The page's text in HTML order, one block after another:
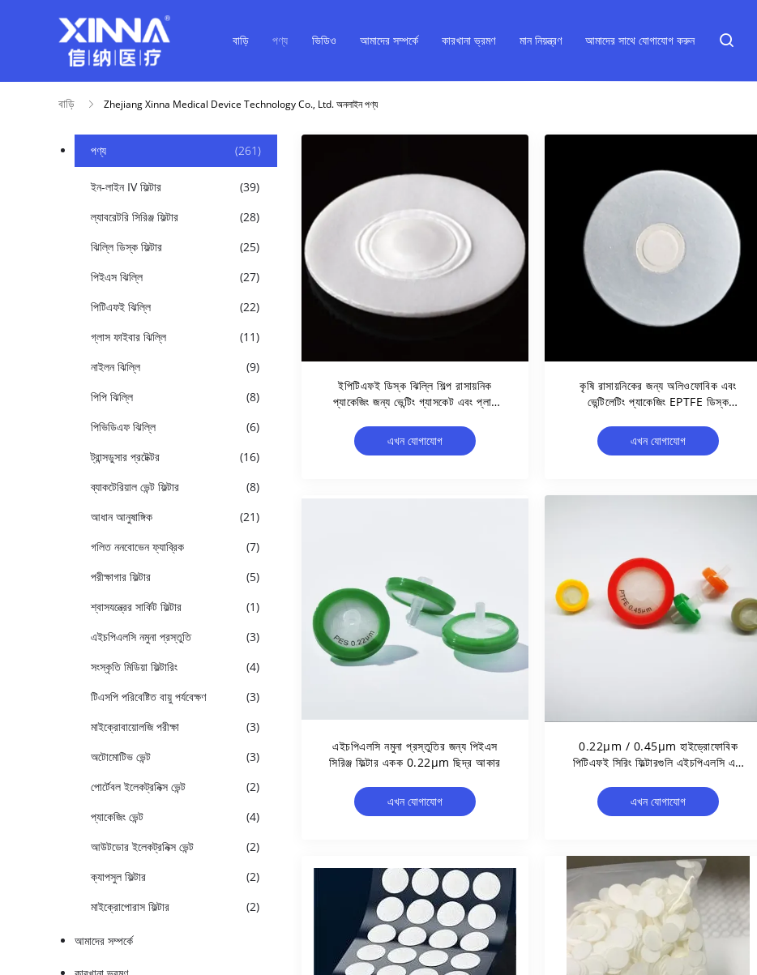
বাড়ি পণ্য ভিডিও আমাদের সম্পর্কে কারখানা ভ্রমণ মান নিয়ন্ত্রণ আমাদের সাথে যোগাযোগ করুন
বাড়ি Zhejiang Xinna Medical Device Technology Co., Ltd. অনলাইন পণ্য
পণ্য (261)
ইন-লাইন IV ফিল্টার
(39)
ল্যাবরেটরি সিরিঞ্জ ফিল্টার
(28)
ঝিল্লি ডিস্ক ফিল্টার
(25)
পিইএস ঝিল্লি
(27)
পিটিএফই ঝিল্লি
(22)
গ্লাস ফাইবার ঝিল্লি
(11)
নাইলন ঝিল্লি
(9)
পিপি ঝিল্লি
(8)
পিভিডিএফ ঝিল্লি
(6)
ট্রান্সডুসার প্রটেক্টর
(16)
ব্যাকটেরিয়াল ভেন্ট ফিল্টার
(8)
আধান আনুষাঙ্গিক
(21)
গলিত ননবোভেন ফ্যাব্রিক
(7)
পরীক্ষাগার ফিল্টার
(5)
শ্বাসযন্ত্রের সার্কিট ফিল্টার
(1)
এইচপিএলসি নমুনা প্রস্তুতি
(3)
সংস্কৃতি মিডিয়া ফিল্টারিং
(4)
টিএসপি পরিবেষ্টিত বায়ু পর্যবেক্ষণ
(3)
মাইক্রোবায়োলজি পরীক্ষা
(3)
অটোমোটিভ ভেন্ট
(3)
পোর্টেবল ইলেকট্রনিক্স ভেন্ট
(2)
প্যাকেজিং ভেন্ট
(4)
আউটডোর ইলেকট্রনিক্স ভেন্ট
(2)
ক্যাপসুল ফিল্টার
(2)
মাইক্রোপোরাস ফিল্টার
(2)
আমাদের সম্পর্কে
ইপিটিএফই ডিস্ক ঝিল্লি শিল্প রাসায়নিক
প্যাকেজিং জন্য ভেন্টিং গ্যাসকেট এবং প্লাগ
এখন যোগাযোগ
কৃষি রাসায়নিকের জন্য অলিওফোবিক এবং
ভেন্টিলেটিং প্যাকেজিং EPTFE ডিস্ক
এখন যোগাযোগ
এইচপিএলসি নমুনা প্রস্তুতির জন্য পিইএস
সিরিঞ্জ ফিল্টার একক 0.22μm ছিদ্র আকার
এখন যোগাযোগ
0.22μm / 0.45μm হাইড্রোফোবিক
পিটিএফই সিরিং ফিল্টারগুলি এইচপিএলসি এবং
13/25/33 মিমি
এখন যোগাযোগ